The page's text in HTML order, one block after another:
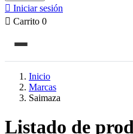
 Iniciar sesión
 Carrito 0
Inicio
Marcas
Saimaza
Listado de